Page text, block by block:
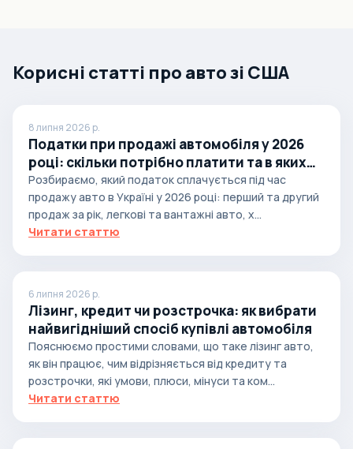
Корисні статті про авто зі США
8 липня 2026 р.
Податки при продажі автомобіля у 2026
році: скільки потрібно платити та в яких
випадках
Розбираємо, який податок сплачується під час
продажу авто в Україні у 2026 році: перший та другий
продаж за рік, легкові та вантажні авто, х...
Читати статтю
6 липня 2026 р.
Лізинг, кредит чи розстрочка: як вибрати
найвигідніший спосіб купівлі автомобіля
Пояснюємо простими словами, що таке лізинг авто,
як він працює, чим відрізняється від кредиту та
розстрочки, які умови, плюси, мінуси та ком...
Читати статтю